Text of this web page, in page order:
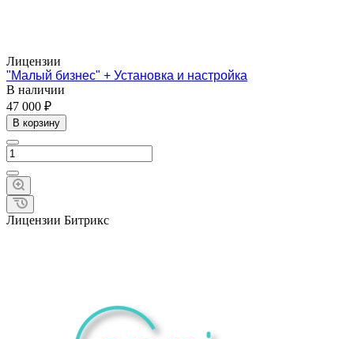
Лицензии
"Малый бизнес" + Установка и настройка
В наличии
47 000 ₽
В корзину
Лицензии Битрикс